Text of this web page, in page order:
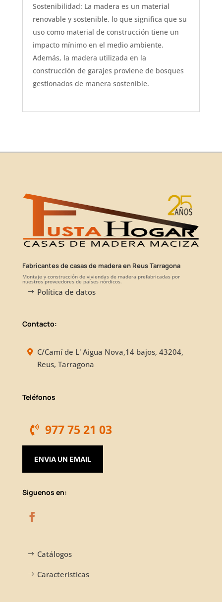
Sostenibilidad: La madera es un material
renovable y sostenible, lo que significa que su
uso como material de construcción tiene un
impacto mínimo en el medio ambiente.
Además, la madera utilizada en la
construcción de garajes proviene de bosques
gestionados de manera sostenible.
Fabricantes de casas de madera en Reus Tarragona
Montaje y construcción de viviendas de madera prefabricadas por
nuestros proveedores de países nórdicos.
Política de datos
Contacto:
C/Camí de L' Aigua Nova,14 bajos, 43204,
Reus, Tarragona
Teléfonos
977 75 21 03
ENVIA UN EMAIL
Siguenos en:
Catálogos
Caracteristicas